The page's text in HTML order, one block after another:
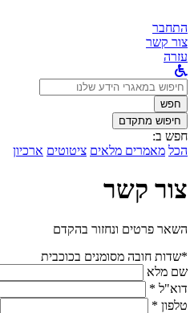
התחבר
צור קשר
עזרה
לחפש
ב:חפש
חיפוש מתקדם
חפש ב:
הכל מאמרים מלאים ציטוטים ארכיון
צור קשר
השאר פרטים ונחזור בהקדם
*שדות חובה מסומנים בכוכבית
שם מלא
דוא"ל *
טלפון *